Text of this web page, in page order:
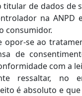
titular de dados de
na ANPD
consumidor.
opor-se ao
de
com a
ressaltar, no
é absoluto e que